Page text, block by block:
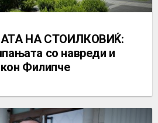
НА СТОИЛКОВИЌ:
со навреди и
Филипче